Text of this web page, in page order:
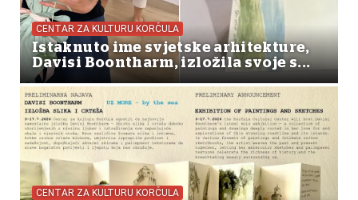
CENTAR ZA KULTURU KORČULA
Istaknuto ime svjetske arhitekture,
Davisi Boontharm, izložila svoje s...
CENTAR ZA KULTURU KORČULA